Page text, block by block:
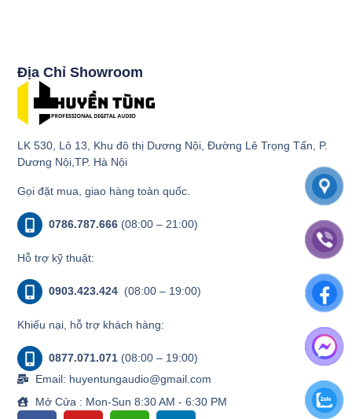
Địa Chỉ Showroom
LK 530, Lô 13, Khu đô thị Dương Nội, Đường Lê Trọng Tấn, P.
Dương Nội,TP. Hà Nội
Gọi đặt mua, giao hàng toàn quốc.
0786.787.666 (08:00 – 21:00)
Hỗ trợ kỹ thuật:
0903.423.424 (08:00 – 19:00)
Khiếu nại, hỗ trợ khách hàng:
0877.071.071 (08:00 – 19:00)
Email: huyentungaudio@gmail.com
Mở Cửa : Mon-Sun 8:30 AM - 6:30 PM